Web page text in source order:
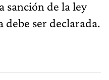
sanción de la ley
debe ser declarada.